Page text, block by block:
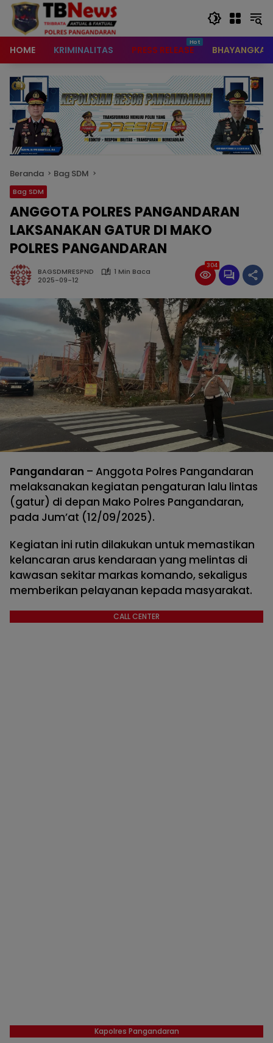
content
HOME KRIMINALITAS PRESS RELEASE BHAYANGKARI
Beranda Bag SDM
Bag SDM
ANGGOTA POLRES PANGANDARAN
LAKSANAKAN GATUR DI MAKO
POLRES PANGANDARAN
BAGSDMRESPND
1 Min Baca
2025-09-12
304
Pangandaran – Anggota Polres Pangandaran
melaksanakan kegiatan pengaturan lalu lintas
(gatur) di depan Mako Polres Pangandaran,
pada Jum’at (12/09/2025).
Kegiatan ini rutin dilakukan untuk memastikan
kelancaran arus kendaraan yang melintas di
kawasan sekitar markas komando, sekaligus
memberikan pelayanan kepada masyarakat.
CALL CENTER
Kapolres Pangandaran